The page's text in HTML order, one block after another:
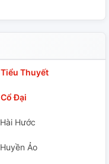
Tiểu Thuyết
Cổ Đại
Hài Hước
Huyền Ảo